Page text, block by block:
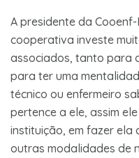
A presidente da
cooperativa investe
associados, tanto para
para ter uma
técnico ou enfermeiro
pertence a ele, assim
instituição, em fazer ela
outras modalidades de